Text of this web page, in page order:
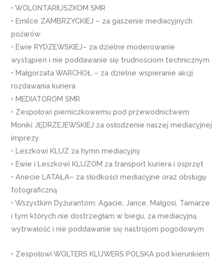
• WOLONTARIUSZKOM SMR
• Emilce ZAMBRZYCKIEJ – za gaszenie mediacyjnych
pożarów
• Ewie RYDZEWSKIEJ– za dzielne moderowanie
wystąpień i nie poddawanie się trudnościom technicznym
• Małgorzata WARCHOŁ – za dzielne wspieranie akcji
rozdawania kuriera
• MEDIATOROM SMR
• Zespołowi pierniczkowemu pod przewodnictwem
Moniki JĘDRZEJEWSKIEJ za osłodzenie naszej mediacyjnej
imprezy
• Leszkowi KLUZ za hymn mediacyjny
• Ewie i Leszkowi KLUZOM za transport kuriera i osprzęt
• Anecie LATAŁA– za słodkości mediacyjne oraz obsługę
fotograficzną
• Wszystkim Dyżurantom: Agacie, Jance, Małgosi, Tamarze
i tym których nie dostrzegłam w biegu, za mediacyjną
wytrwałość i nie poddawanie się nastrojom pogodowym
• Zespołowi WOLTERS KLUWERS POLSKA pod kierunkiem